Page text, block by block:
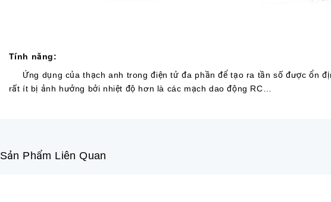
Tính năng:
Ứng dụng của thạch anh trong điện tử đa phần để tạo ra tần số được ổn
rất ít bị ảnh hưởng bởi nhiệt độ hơn là các mạch dao động RC…
Sản Phẩm Liên Quan